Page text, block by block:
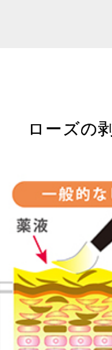
ローズの